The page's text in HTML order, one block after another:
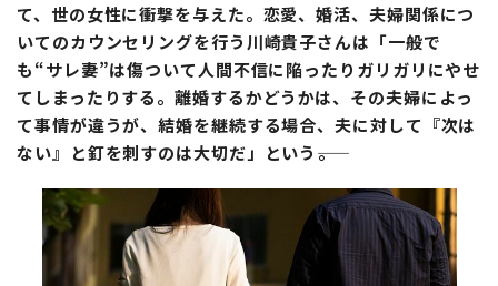
て、世の女性に衝撃を与えた。恋愛、婚活、夫婦関係につ
いてのカウンセリングを行う川崎貴子さんは「一般で
も“サレ妻”は傷ついて人間不信に陥ったりガリガリにやせ
てしまったりする。離婚するかどうかは、その夫婦によっ
て事情が違うが、結婚を継続する場合、夫に対して『次は
ない』と釘を刺すのは大切だ」という――。